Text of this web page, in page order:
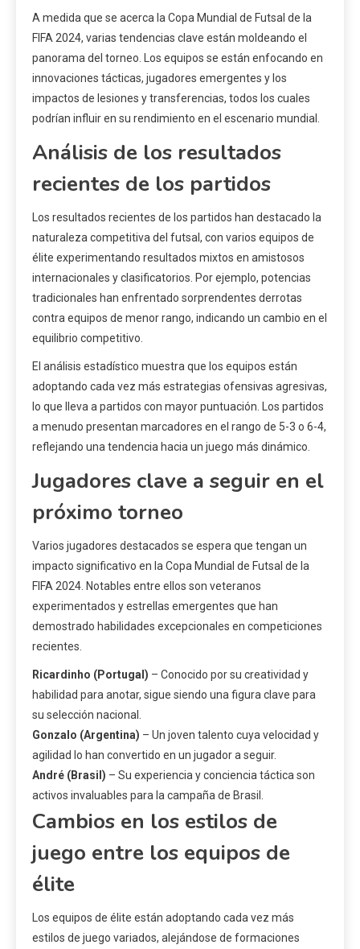
A medida que se acerca la Copa Mundial de Futsal de la
FIFA 2024, varias tendencias clave están moldeando el
panorama del torneo. Los equipos se están enfocando en
innovaciones tácticas, jugadores emergentes y los
impactos de lesiones y transferencias, todos los cuales
podrían influir en su rendimiento en el escenario mundial.
Análisis de los resultados
recientes de los partidos
Los resultados recientes de los partidos han destacado la
naturaleza competitiva del futsal, con varios equipos de
élite experimentando resultados mixtos en amistosos
internacionales y clasificatorios. Por ejemplo, potencias
tradicionales han enfrentado sorprendentes derrotas
contra equipos de menor rango, indicando un cambio en el
equilibrio competitivo.
El análisis estadístico muestra que los equipos están
adoptando cada vez más estrategias ofensivas agresivas,
lo que lleva a partidos con mayor puntuación. Los partidos
a menudo presentan marcadores en el rango de 5-3 o 6-4,
reflejando una tendencia hacia un juego más dinámico.
Jugadores clave a seguir en el
próximo torneo
Varios jugadores destacados se espera que tengan un
impacto significativo en la Copa Mundial de Futsal de la
FIFA 2024. Notables entre ellos son veteranos
experimentados y estrellas emergentes que han
demostrado habilidades excepcionales en competiciones
recientes.
Ricardinho (Portugal) – Conocido por su creatividad y
habilidad para anotar, sigue siendo una figura clave para
su selección nacional.
Gonzalo (Argentina) – Un joven talento cuya velocidad y
agilidad lo han convertido en un jugador a seguir.
André (Brasil) – Su experiencia y conciencia táctica son
activos invaluables para la campaña de Brasil.
Cambios en los estilos de
juego entre los equipos de
élite
Los equipos de élite están adoptando cada vez más
estilos de juego variados, alejándose de formaciones